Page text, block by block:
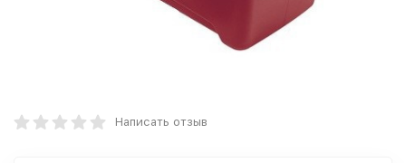
Написать отзыв